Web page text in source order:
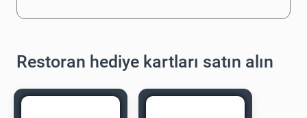
Restoran hediye kartları satın alın